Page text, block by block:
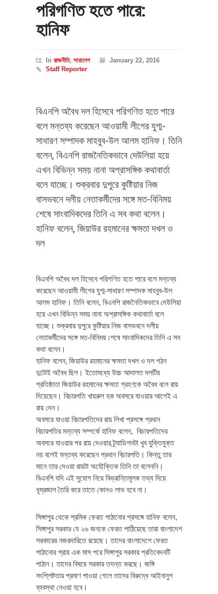
পরিগণিত হতে পারে:
হানিফ
In রাজনীতি, সারাদেশ
January 22, 2016
Staff Reporter
বিএনপি অবৈধ দল হিসেবে পরিগণিত হতে পারে
বলে মন্তব্য করেছেন আওয়ামী লীগের যুগ্ম-
সাধারণ সম্পাদক মাহবুব-উল আলম হানিফ। তিনি
বলেন, বিএনপি রাজনৈতিকভাবে দেউলিয়া হয়ে
এখন বিভিন্ন সময় নানা অপ্রাসঙ্গিক কথাবার্তা
বলে যাচ্ছে। শুক্রবার দুপুরে কুষ্টিয়ার নিজ
বাসভবনে দলীয় নেতাকর্মীদের সঙ্গে মত-বিনিময়
শেষে সাংবাদিকদের তিনি এ সব কথা বলেন।
হানিফ বলেন, জিয়াউর রহমানের ক্ষমতা দখল ও
দল
বিএনপি অবৈধ দল হিসেবে পরিগণিত হতে পারে বলে মন্তব্য
করেছেন আওয়ামী লীগের যুগ্ম-সাধারণ সম্পাদক মাহবুব-উল
আলম হানিফ। তিনি বলেন, বিএনপি রাজনৈতিকভাবে দেউলিয়া
হয়ে এখন বিভিন্ন সময় নানা অপ্রাসঙ্গিক কথাবার্তা বলে
যাচ্ছে। শুক্রবার দুপুরে কুষ্টিয়ার নিজ বাসভবনে দলীয়
নেতাকর্মীদের সঙ্গে মত-বিনিময় শেষে সাংবাদিকদের তিনি এ সব
কথা বলেন।
হানিফ বলেন, জিয়াউর রহমানের ক্ষমতা দখল ও দল গঠন
দুটোই অবৈধ ছিল। ইতোমধ্যে উচ্চ আদালত দলটির
প্রতিষ্ঠাতা জিয়াউর রহমানের ক্ষমতা গ্রহণকে অবৈধ বলে রায়
দিয়েছেন। বিচারপতি খায়রুল হক অবসরে যাওয়ার আগেই এ
রায় দেন।
অবসরে যাওয়া বিচারপতিদের রায় লিখা প্রসঙ্গে প্রধান
বিচারপতির মন্তব্য সম্পর্কে হানিফ বলেন, বিচারপতিদের
অবসরে যাওয়ার পর রায় দেওয়ার ট্র্যাডিশনটা খুব যুক্তিযুক্ত
নয় বলেই মন্তব্য করেছেন প্রধান বিচারপতি। কিন্তু তার
মানে তার দেওয়া রায়টা অযৌক্তিক তিনি তা বলেননি।
বিএনপি যদি এই সুযোগ নিয়ে বিভ্রান্তিমূলক তথ্য দিয়ে
ধূম্রজাল তৈরি করে তাতে কোনও লাভ হবে না।
সিঙ্গাপুর থেকে শ্রমিক ফেরত পাঠানোর প্রসঙ্গে হানিফ বলেন,
সিঙ্গাপুর সরকার যে ২৬ জনকে ফেরত পাঠিয়েছে তারা বাংলাদেশ
সরকারের নজরদারিতে রয়েছে। তাদের বাংলাদেশে ফেরত
পাঠানোর প্রায় এক মাস পরে সিঙ্গাপুর সরকার প্রতিবেদনটি
পাঠান। তাদের বিষয়ে সরকার তদন্ত করছে। জঙ্গি
সংশ্লিষ্টতার প্রমাণ পাওয়া গেলে তাদের বিরুদ্ধে আইনানুগ
ব্যবস্থা নেওয়া হবে।